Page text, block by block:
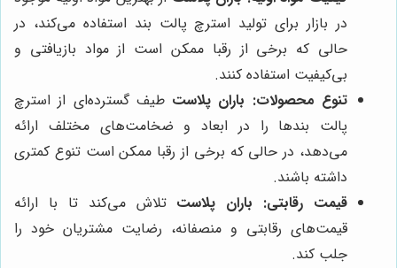
در بازار برای تولید استرچ پالت بند استفاده می‌کند، در
حالی که برخی از رقبا ممکن است از مواد بازیافتی و
بی‌کیفیت استفاده کنند.
تنوع محصولات: باران پلاست طیف گسترده‌ای از استرچ
پالت بندها را در ابعاد و ضخامت‌های مختلف ارائه
می‌دهد، در حالی که برخی از رقبا ممکن است تنوع کمتری
داشته باشند.
قیمت رقابتی: باران پلاست تلاش می‌کند تا با ارائه
قیمت‌های رقابتی و منصفانه، رضایت مشتریان خود را
جلب کند.